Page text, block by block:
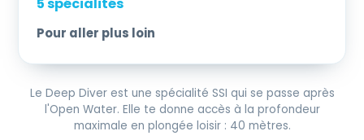
Pour aller plus loin
Le Deep Diver est une spécialité SSI qui se passe après
l'Open Water. Elle te donne accès à la profondeur
maximale en plongée loisir : 40 mètres.